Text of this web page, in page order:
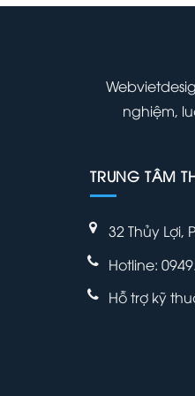
nghiệm,
TRUNG TÂM
32 Thủy Lợi,
Hotline:
Hỗ trợ kỹ